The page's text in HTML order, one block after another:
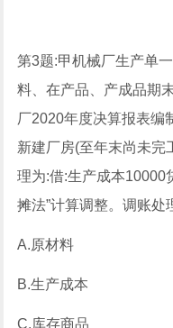
第3题:甲机械厂生产单
料、在产品、产成品期
厂2020年度决算报表编
新建厂房(至年末尚未完
理为:借:生产成本10000
摊法”计算调整。调账处
A.原材料
B.生产成本
C.库存商品